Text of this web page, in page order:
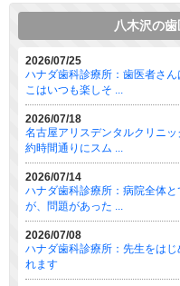
八木沢の
2026/07/25
ハナダ歯科診療所：歯医者さ
こはいつも楽しそ ...
2026/07/18
名古屋アリスデンタルクリニ
約時間通りにスム ...
2026/07/14
ハナダ歯科診療所：病院全体
が、問題があった ...
2026/07/08
ハナダ歯科診療所：先生をは
れます